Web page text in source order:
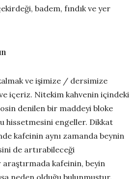
badem, fındık ve yer
ve işimize / dersimize
içeriz. Nitekim kahvenin içindeki
denilen bir maddeyi bloke
hissetmesini engeller. Dikkat
kafeinin aynı zamanda beynin
de artırabileceği
kafeinin, beyin
neden olduğu bulunmuştur.